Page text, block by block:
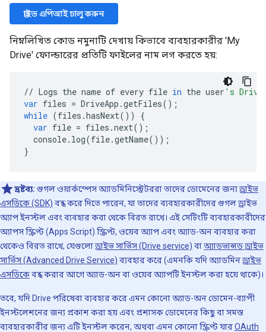
ড্রাইভ এপিআই চালু করুন
নিম্নলিখিত কোড নমুনাটি দেখায় কিভাবে ব্যবহারকারীর 'My
Drive' ফোল্ডারের প্রতিটি ফাইলের নাম লগ করতে হয়:
// Logs the name of every file in the user 's
var files = DriveApp .getFiles();
while (files .hasNext())
{
var file = files .next();
console. log(file.getName());
}
দ্রষ্টব্য: গুগল ওয়ার্কস্পেস অ্যাডমিনিস্ট্রেটররা তাদের ডোমেনের জন্যড্রাইভ
এসডিকে (SDK) বন্ধ করে দিতে পারেন, যা তাদের ব্যবহারকারীদের গুগল ড্রাইভ
অ্যাপ ইনস্টল এবং ব্যবহার করা থেকে বিরত রাখে। এই সেটিংটি ব্যবহারকারীদের
অ্যাপস স্ক্রিপ্ট (Apps Script) স্ক্রিপ্ট, ওয়েব অ্যাপ এবং অ্যাড-অন ব্যবহার করা
থেকেও বিরত রাখে, যেগুলোড্রাইভ সার্ভিস (Drive service) বাঅ্যাডভান্সড ড্রাইভ
সার্ভিস (Advanced Drive Service) ব্যবহার করে (এমনকি যদি অ্যাডমিনড্রাইভ
এসডিকেবন্ধ করার আগে অ্যাড-অন বা ওয়েব অ্যাপটি ইনস্টল করা হয়ে থাকে)।
তবে, যদি Drive পরিষেবা ব্যবহার করে এমন কোনো অ্যাড-অন ডোমেন-ব্যাপী
ইনস্টলেশনের জন্য প্রকাশ করা হয় এবং প্রশাসক ডোমেনের কিছু বা সমস্ত
ব্যবহারকারীর জন্য এটি ইনস্টল করেন, অথবা এমন কোনো স্ক্রিপ্ট যারOAuth